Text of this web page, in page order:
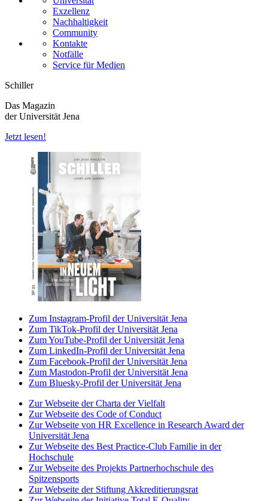
Exzellenz
Nachhaltigkeit
Community
Kontakte
Notfälle
Service für Medien
Schiller
Das Magazin
der Universität Jena
Jetzt lesen!
Zum Instagram-Profil der Universität Jena
Zum TikTok-Profil der Universität Jena
Zum YouTube-Profil der Universität Jena
Zum LinkedIn-Profil der Universität Jena
Zum Facebook-Profil der Universität Jena
Zum Mastodon-Profil der Universität Jena
Zum Bluesky-Profil der Universität Jena
Zur Webseite der Charta der Vielfalt
Zur Webseite des Code of Conduct
Zur Webseite von HR Excellence in Research Award der
Universität Jena
Zur Webseite des Best Practice-Club Familie in der
Hochschule
Zur Webseite des Projekts Partnerhochschule des
Spitzensports
Zur Webseite der Stiftung Akkreditierungsrat